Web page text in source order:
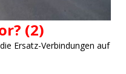
(2)
Ersatz-Verbindungen auf